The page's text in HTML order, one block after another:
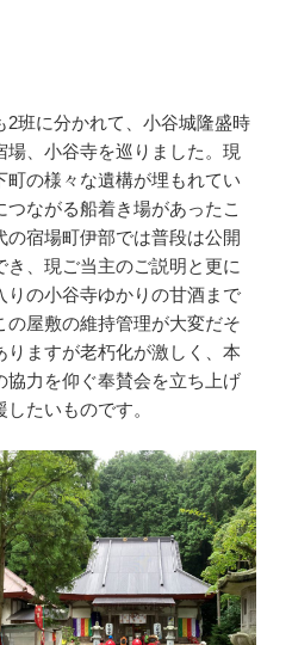
に分かれて、小谷城隆盛時
、小谷寺を巡りました。現
の様々な遺構が埋もれてい
ながる船着き場があったこ
の宿場町伊部では普段は公開
き、現ご当主のご説明と更に
りの小谷寺ゆかりの甘酒まで
の屋敷の維持管理が大変だそ
りますが老朽化が激しく、本
協力を仰ぐ奉賛会を立ち上げ
したいものです。